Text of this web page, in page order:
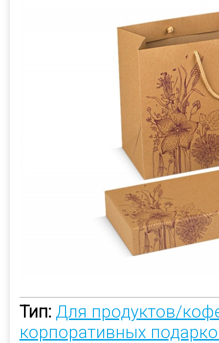
Тип: Для продуктов/
корпоративных